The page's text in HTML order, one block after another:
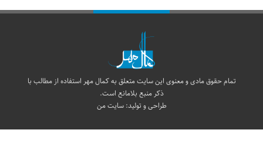
تمام حقوق مادی و معنوی این سایت متعلق به کمال مهر استفاده از مطالب با
ذکر منبع بلامانع است.
طراحی و تولید:سایت من